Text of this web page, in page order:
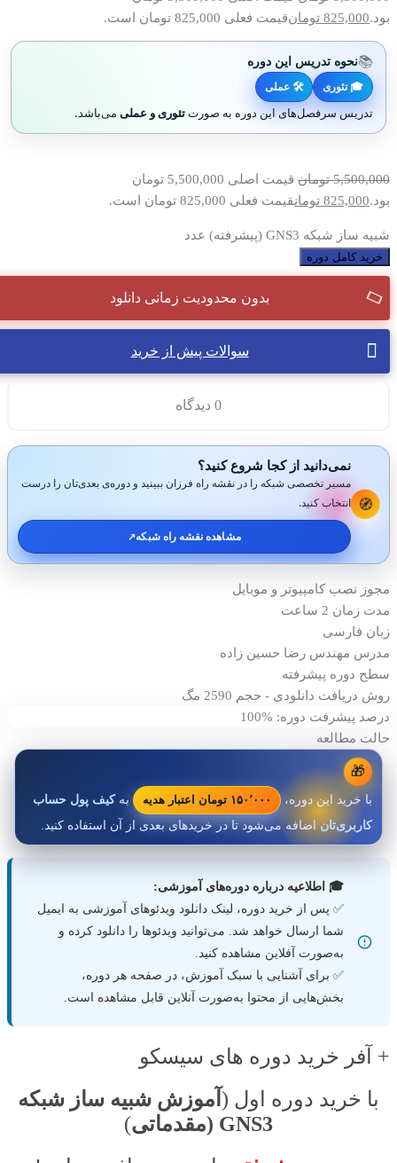
بود.825,000 تومانقیمت فعلی 825,000 تومان است.
📚نحوه تدریس این دوره
🎓 تئوری 🛠 عملی
تدریس سرفصل‌های این دوره به صورتتئوری و عملی می‌باشد.
5,500,000 تومان
قیمت اصلی 5,500,000 تومان
بود.825,000 تومانقیمت فعلی 825,000 تومان است.
شبیه ساز شبکه GNS3 (پیشرفته) عدد
خرید کامل دوره
بدون محدودیت زمانی دانلود
سوالات پیش از خرید
0 دیدگاه
🧭
نمی‌دانید از کجا شروع کنید؟
مسیر تخصصی شبکه را در نقشه راه فرزان ببینید و دوره‌ی بعدی‌تان را درست
انتخاب کنید.
مشاهده نقشه راه شبکه↗️
مجوز نصب کامپیوتر و موبایل
مدت زمان 2 ساعت
زبان فارسی
مدرس مهندس رضا حسين زاده
سطح دوره پیشرفته
روش دریافت دانلودی - حجم 2590 مگ
درصد پیشرفت دوره: %100
حالت مطالعه
🎁
با خرید این دوره، ۱۵۰٬۰۰۰ تومان اعتبار هدیه به کیف پول حساب
کاربری‌تاناضافه می‌شود تا در خریدهای بعدی از آن استفاده کنید.
🎓 اطلاعیه درباره دوره‌های آموزشی:
✅ پس از خرید دوره، لینک دانلود ویدئوهای آموزشی به ایمیل
شما ارسال خواهد شد. می‌توانید ویدئوها را دانلود کرده و
به‌صورت آفلاین مشاهده کنید.
✅ برای آشنایی با سبک آموزش، در صفحه هر دوره،
بخش‌هایی از محتوا به‌صورت آنلاین قابل مشاهده است.
+ آفر خرید دوره های سیسکو
با خرید دوره اول ( آموزش شبیه ساز شبکه
GNS3 (مقدماتی
)